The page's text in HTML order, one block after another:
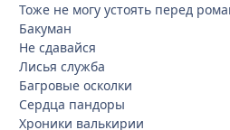
Тоже не могу устоять перед
Бакуман
Не сдавайся
Лисья служба
Багровые осколки
Сердца пандоры
Хроники валькирии